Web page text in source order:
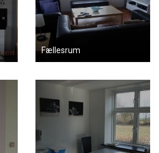
Fællesrum